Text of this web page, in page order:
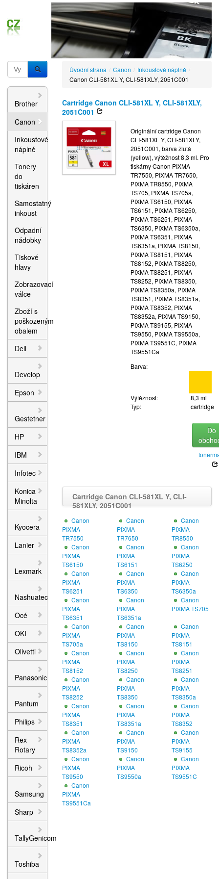
Brother
Canon
Inkoustové
náplně
Tonery
do
tiskáren
Samostatný
inkoust
Odpadní
nádobky
Tiskové
hlavy
Zobrazovací
válce
Zboží s
poškozeným
obalem
Dell
Develop
Epson
Gestetner
HP
IBM
Infotec
Konica
Minolta
Kyocera
Lanier
Lexmark
Nashuatec
Océ
OKI
Olivetti
Panasonic
Pantum
Philips
Rex
Rotary
Ricoh
Samsung
Sharp
TallyGenicom
Toshiba
Úvodní strana / Canon / Inkoustové náplně /
Canon CLI-581XL Y, CLI-581XLY, 2051C001
Cartridge Canon CLI-581XL Y, CLI-581XLY,
2051C001
Originální cartridge Canon
CLI-581XL Y, CLI-581XLY,
2051C001, barva žlutá
(yellow), výtěžnost 8,3 ml. Pro
tiskárny Canon PIXMA
TR7550, PIXMA TR7650,
PIXMA TR8550, PIXMA
TS705, PIXMA TS705a,
PIXMA TS6150, PIXMA
TS6151, PIXMA TS6250,
PIXMA TS6251, PIXMA
TS6350, PIXMA TS6350a,
PIXMA TS6351, PIXMA
TS6351a, PIXMA TS8150,
PIXMA TS8151, PIXMA
TS8152, PIXMA TS8250,
PIXMA TS8251, PIXMA
TS8252, PIXMA TS8350,
PIXMA TS8350a, PIXMA
TS8351, PIXMA TS8351a,
PIXMA TS8352, PIXMA
TS8352a, PIXMA TS9150,
PIXMA TS9155, PIXMA
TS9550, PIXMA TS9550a,
PIXMA TS9551C, PIXMA
TS9551Ca
Barva:
Výtěžnost:
8,3 ml
Typ:
cartridge
Do
Cartridge Canon CLI-581XL Y, CLI-
581XLY, 2051C001
Canon
PIXMA
TR7550
Canon
PIXMA
TR7650
Canon
PIXMA
TR8550
Canon
PIXMA
TS6150
Canon
PIXMA
TS6151
Canon
PIXMA
TS6250
Canon
PIXMA
TS6251
Canon
PIXMA
TS6350
Canon
PIXMA
TS6350a
Canon
PIXMA
TS6351
Canon
PIXMA
TS6351a
Canon
PIXMA TS705
Canon
PIXMA
TS705a
Canon
PIXMA
TS8150
Canon
PIXMA
TS8151
Canon
PIXMA
TS8152
Canon
PIXMA
TS8250
Canon
PIXMA
TS8251
Canon
PIXMA
TS8252
Canon
PIXMA
TS8350
Canon
PIXMA
TS8350a
Canon
PIXMA
TS8351
Canon
PIXMA
TS8351a
Canon
PIXMA
TS8352
Canon
PIXMA
TS8352a
Canon
PIXMA
TS9150
Canon
PIXMA
TS9155
Canon
PIXMA
TS9550
Canon
PIXMA
TS9550a
Canon
PIXMA
TS9551C
Canon
PIXMA
TS9551Ca